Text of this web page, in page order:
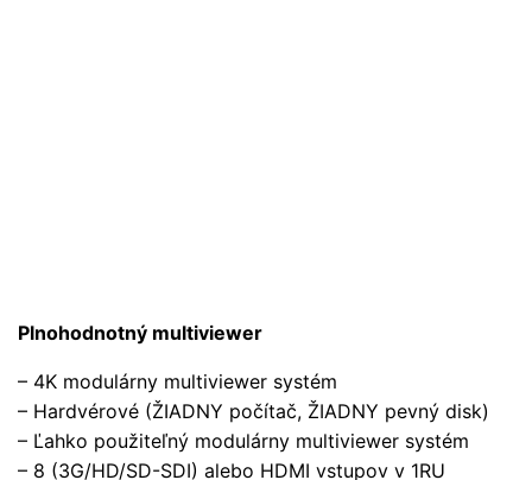
Plnohodnotný multiviewer
– 4K modulárny multiviewer systém
– Hardvérové (ŽIADNY počítač, ŽIADNY pevný disk)
– Ľahko použiteľný modulárny multiviewer systém
– 8 (3G/HD/SD-SDI) alebo HDMI vstupov v 1RU